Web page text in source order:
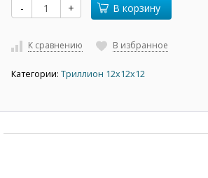
- + В корзину
К сравнению В избранное
Категории: Триллион 12х12х12